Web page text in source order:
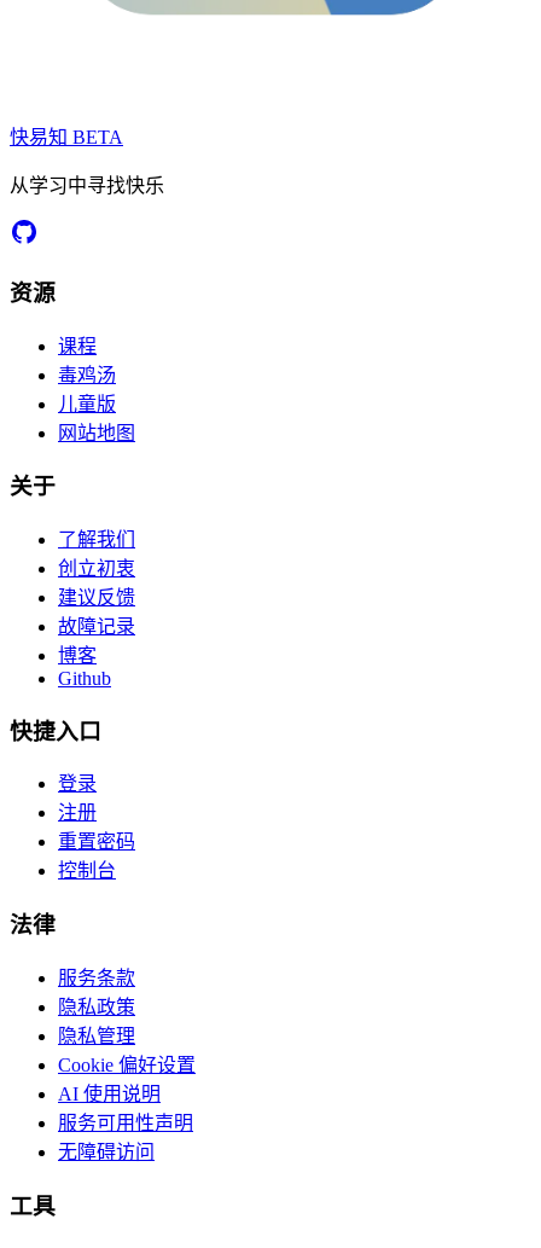
快易知 BETA
从学习中寻找快乐
资源
课程
毒鸡汤
儿童版
网站地图
关于
了解我们
创立初衷
建议反馈
故障记录
博客
Github
快捷入口
登录
注册
重置密码
控制台
法律
服务条款
隐私政策
隐私管理
Cookie 偏好设置
AI 使用说明
服务可用性声明
无障碍访问
工具